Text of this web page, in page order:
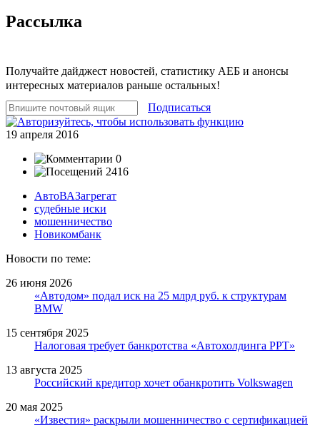
Рассылка
Получайте дайджест новостей, статистику АЕБ и анонсы
интересных материалов раньше остальных!
Подписаться
19 апреля 2016
0
2416
АвтоВАЗагрегат
судебные иски
мошенничество
Новикомбанк
Новости по теме:
26 июня 2026
«Автодом» подал иск на 25 млрд руб. к структурам
BMW
15 сентября 2025
Налоговая требует банкротства «Автохолдинга РРТ»
13 августа 2025
Российский кредитор хочет обанкротить Volkswagen
20 мая 2025
«Известия» раскрыли мошенничество с сертификацией